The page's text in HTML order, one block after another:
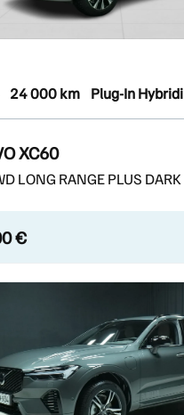
24 000 km Plug-In Hybridi
XC60
LONG RANGE PLUS DARK
€